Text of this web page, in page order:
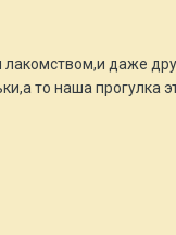
лакомством,и даже
то наша прогулка